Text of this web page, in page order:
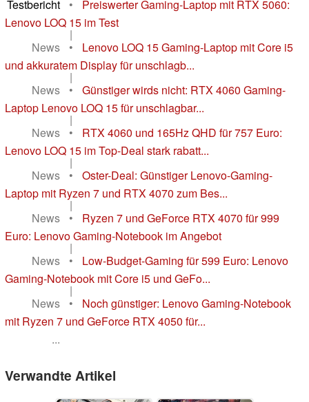
Testbericht
•
Preiswerter Gaming-Laptop mit RTX 5060:
Lenovo LOQ 15 im Test
|
News
•
Lenovo LOQ 15 Gaming-Laptop mit Core i5
und akkuratem Display für unschlagb...
|
News
•
Günstiger wirds nicht: RTX 4060 Gaming-
Laptop Lenovo LOQ 15 für unschlagbar...
|
News
•
RTX 4060 und 165Hz QHD für 757 Euro:
Lenovo LOQ 15 im Top-Deal stark rabatt...
|
News
•
Oster-Deal: Günstiger Lenovo-Gaming-
Laptop mit Ryzen 7 und RTX 4070 zum Bes...
|
News
•
Ryzen 7 und GeForce RTX 4070 für 999
Euro: Lenovo Gaming-Notebook im Angebot
|
News
•
Low-Budget-Gaming für 599 Euro: Lenovo
Gaming-Notebook mit Core i5 und GeFo...
|
News
•
Noch günstiger: Lenovo Gaming-Notebook
mit Ryzen 7 und GeForce RTX 4050 für...
...
Verwandte Artikel